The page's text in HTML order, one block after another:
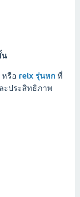
น
หรือ relx รุ่นหก ที่
ะประสิทธิภาพ